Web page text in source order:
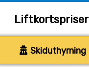
Liftkortspriser
Skiduthyrning